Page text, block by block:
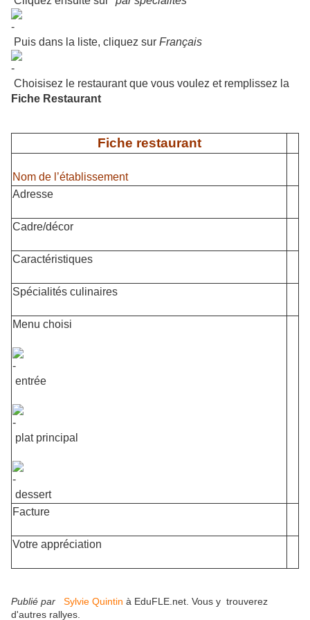
Puis dans la liste, cliquez sur Français
Choisisez le restaurant que vous voulez et remplissez la
Fiche Restaurant
Fiche restaurant
Nom de l’établissement
Adresse
Cadre/décor
Caractéristiques
Spécialités culinaires
Menu choisi
entrée
plat principal
dessert
Facture
Votre appréciation
Publié par Sylvie Quintin à EduFLE.net. Vous y trouverez
d'autres rallyes.